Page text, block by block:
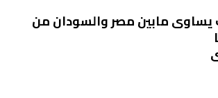
يساوى مابين مصر والسودان من